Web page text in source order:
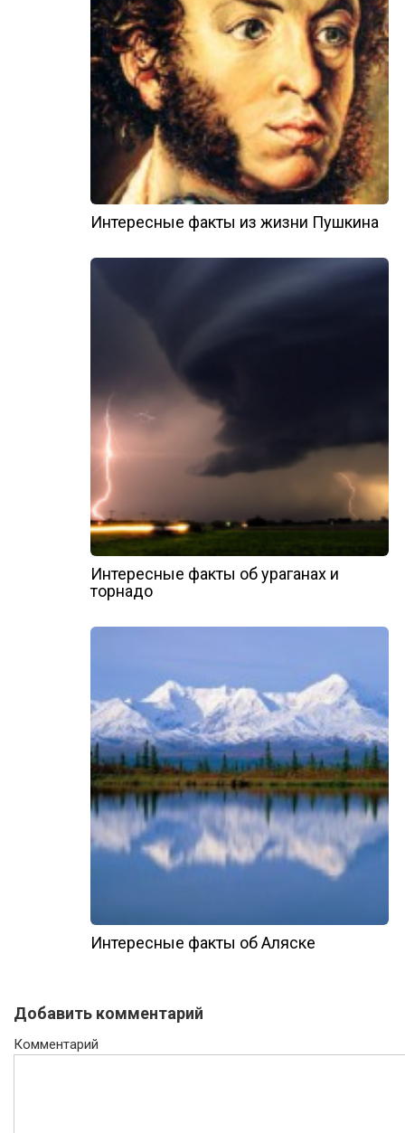
Интересные факты из жизни Пушкина
Интересные факты об ураганах и
торнадо
Интересные факты об Аляске
Добавить комментарий
Комментарий